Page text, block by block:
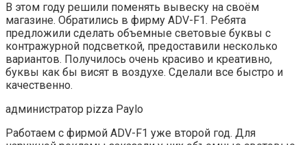
В этом году решили поменять вывеску на своём
магазине. Обратились в фирму ADV-F1. Ребята
предложили сделать объемные световые буквы с
контражурной подсветкой, предоставили несколько
вариантов. Получилось очень красиво и креативно,
буквы как бы висят в воздухе. Сделали все быстро и
качественно.
администратор pizza Paylo
Работаем с фирмой ADV-F1 уже второй год. Для